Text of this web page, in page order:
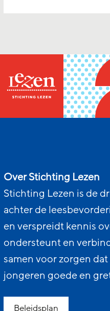
Over Stichting Lezen
Stichting Lezen is de
achter de
en verspreidt kennis
ondersteunt en
samen voor zorgen
jongeren goede en
Beleidsplan